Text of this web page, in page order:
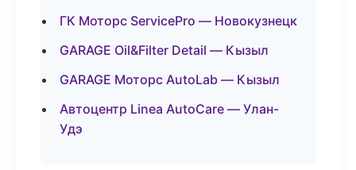
ГК Моторс ServicePro — Новокузнецк
GARAGE Oil&Filter Detail — Кызыл
GARAGE Моторс AutoLab — Кызыл
Автоцентр Linea AutoCare — Улан-
Удэ